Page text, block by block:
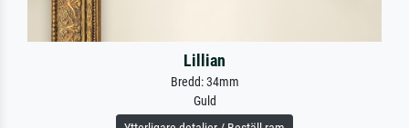
Lillian
Bredd: 34mm
Guld